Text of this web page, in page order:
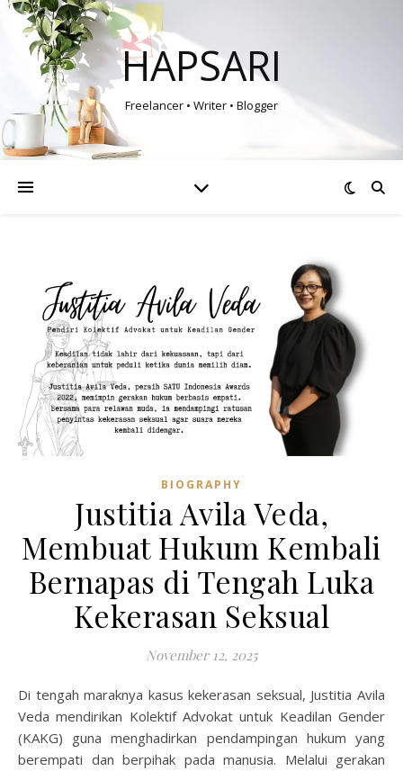
HAPSARI
Freelancer • Writer • Blogger
BIOGRAPHY
Justitia Avila Veda,
Membuat Hukum Kembali
Bernapas di Tengah Luka
Kekerasan Seksual
November 12, 2025
Di tengah maraknya kasus kekerasan seksual, Justitia Avila
Veda mendirikan Kolektif Advokat untuk Keadilan Gender
(KAKG) guna menghadirkan pendampingan hukum yang
berempati dan berpihak pada manusia. Melalui gerakan